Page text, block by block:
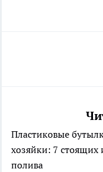
Пластиковые
хозяйки: 7
полива